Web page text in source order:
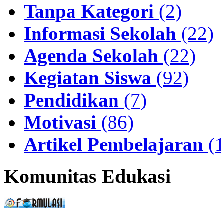
Tanpa Kategori (2)
Informasi Sekolah (22)
Agenda Sekolah (22)
Kegiatan Siswa (92)
Pendidikan (7)
Motivasi (86)
Artikel Pembelajaran
Komunitas Edukasi